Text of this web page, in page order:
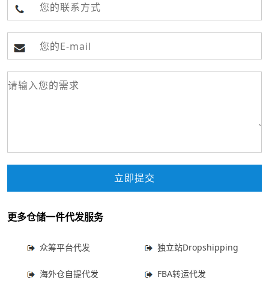
更多仓储一件代发服务
众筹平台代发 独立站Dropshipping
海外仓自提代发 FBA转运代发